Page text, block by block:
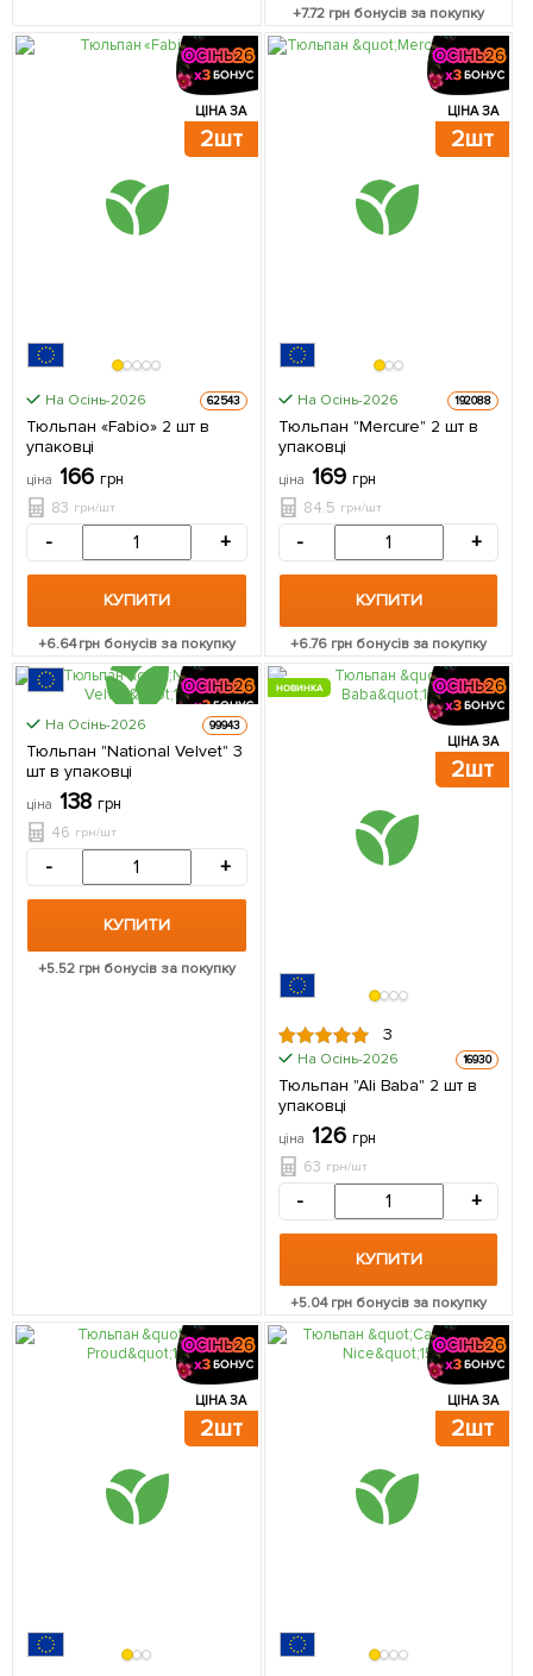
+7.72грн бонусів за покупку
ЦІНА ЗА
2шт
На Осінь-2026 62543
Тюльпан «Fabio» 2 шт в
упаковці
ціна 166 грн
83 грн/шт
- +
КУПИТИ
+6.64грн бонусів за покупку
ЦІНА ЗА
2шт
На Осінь-2026 192088
Тюльпан "Mercure" 2 шт в
упаковці
ціна 169 грн
84.5 грн/шт
- +
КУПИТИ
+6.76грн бонусів за покупку
На Осінь-2026 99943
Тюльпан "National Velvet" 3
шт в упаковці
ціна 138 грн
46 грн/шт
- +
КУПИТИ
+5.52 грн бонусів за покупку
ЦІНА ЗА
2шт
НОВИНКА
3
На Осінь-2026 16930
Тюльпан "Ali Baba" 2 шт в
упаковці
ціна 126 грн
63 грн/шт
- +
КУПИТИ
+5.04грн бонусів за покупку
ЦІНА ЗА
2шт
ЦІНА ЗА
2шт